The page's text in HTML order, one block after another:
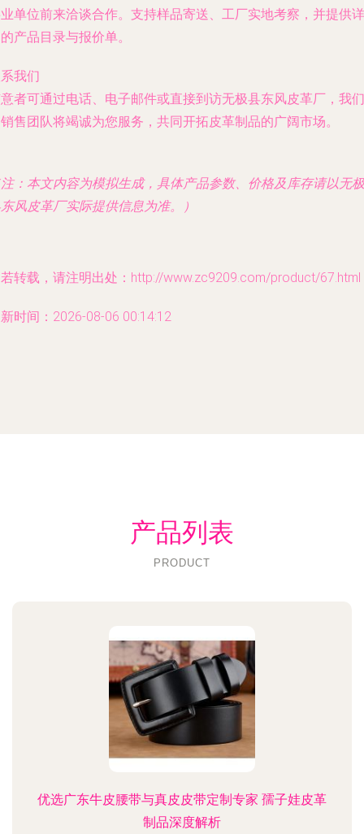
单位前来洽谈合作。支持样品寄送、工厂实地考察，并提供详
产品目录与报价单。
我们
者可通过电话、电子邮件或直接到访无极县东风皮革厂，我们
售团队将竭诚为您服务，共同开拓皮革制品的广阔市场。
：本文内容为模拟生成，具体产品参数、价格及库存请以无极
风皮革厂实际提供信息为准。）
转载，请注明出处：http://www.zc9209.com/product/67.html
时间：2026-08-06 00:14:12
产品列表
PRODUCT
优选广东牛皮腰带与真皮皮带定制专家 孺子娃皮革
制品深度解析